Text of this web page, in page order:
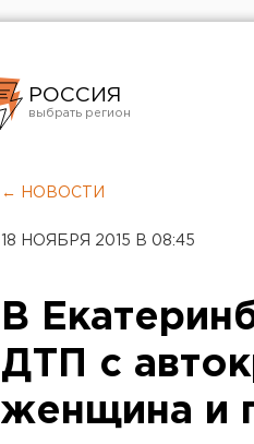
РОССИЯ
Челябинск
← НОВОСТИ
18 НОЯБРЯ 2015 В 08:45
В
ДТП с
женщина и